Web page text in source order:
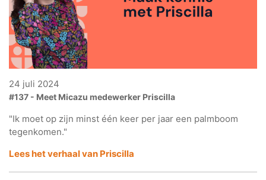
24 juli 2024
#137 - Meet Micazu medewerker Priscilla
"Ik moet op zijn minst één keer per jaar een palmboom
tegenkomen."
Lees het verhaal van Priscilla